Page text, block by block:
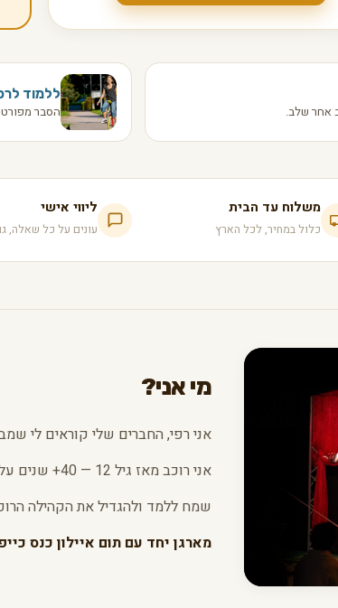
אחר שלב.
ללמוד
הסבר
משלוח עד הבית
כלול במחיר, לכל הארץ
ליווי אישי
עונים על כל שאלה,
מי אני?
אני רפי, החברים שלי קוראים לי
אני רוכב מאז גיל 12 — 40+ שנים על גלגל אחד.
שמח ללמד ולהגדיל את הקהילה
מארגן יחד עם תום איילון כנס